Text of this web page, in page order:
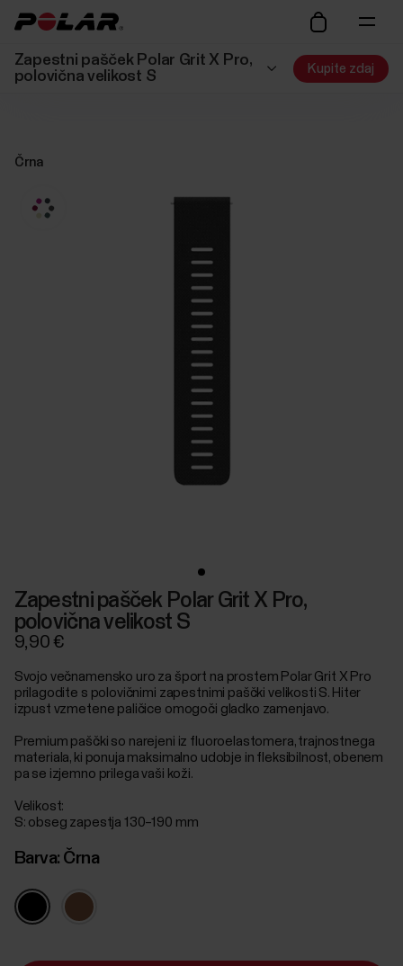
Zapestni pašček Polar Grit X Pro,
polovična velikost S
Kupite zdaj
Črna
Zapestni pašček Polar Grit X Pro,
polovična velikost S
9,90 €
Svojo večnamensko uro za šport na prostem Polar Grit X Pro
prilagodite s polovičnimi zapestnimi paščki velikosti S. Hiter
izpust vzmetene paličice omogoči gladko zamenjavo.
Premium paščki so narejeni iz fluoroelastomera, trajnostnega
materiala, ki ponuja maksimalno udobje in fleksibilnost, obenem
pa se izjemno prilega vaši koži.
Velikost:
S: obseg zapestja 130–190 mm
Barva: Črna